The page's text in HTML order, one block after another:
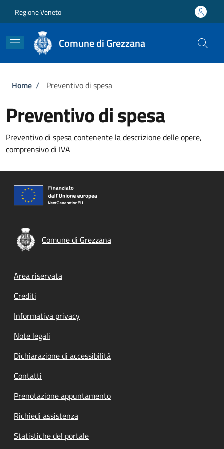
Regione Veneto
Comune di Grezzana
Briciole di pane
Home / Preventivo di spesa
Preventivo di spesa
Preventivo di spesa contenente la descrizione delle opere,
comprensivo di IVA
Comune di Grezzana
Footer menu
Area riservata
Crediti
Informativa privacy
Note legali
Dichiarazione di accessibilità
Contatti
Prenotazione appuntamento
Richiedi assistenza
Statistiche del portale